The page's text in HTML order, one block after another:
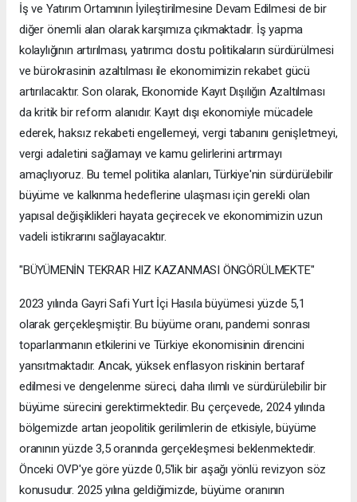
İş ve Yatırım Ortamının İyileştirilmesine Devam Edilmesi de bir
diğer önemli alan olarak karşımıza çıkmaktadır. İş yapma
kolaylığının artırılması, yatırımcı dostu politikaların sürdürülmesi
ve bürokrasinin azaltılması ile ekonomimizin rekabet gücü
artırılacaktır. Son olarak, Ekonomide Kayıt Dışılığın Azaltılması
da kritik bir reform alanıdır. Kayıt dışı ekonomiyle mücadele
ederek, haksız rekabeti engellemeyi, vergi tabanını genişletmeyi,
vergi adaletini sağlamayı ve kamu gelirlerini artırmayı
amaçlıyoruz. Bu temel politika alanları, Türkiye'nin sürdürülebilir
büyüme ve kalkınma hedeflerine ulaşması için gerekli olan
yapısal değişiklikleri hayata geçirecek ve ekonomimizin uzun
vadeli istikrarını sağlayacaktır.
"BÜYÜMENİN TEKRAR HIZ KAZANMASI ÖNGÖRÜLMEKTE"
2023 yılında Gayri Safi Yurt İçi Hasıla büyümesi yüzde 5,1
olarak gerçekleşmiştir. Bu büyüme oranı, pandemi sonrası
toparlanmanın etkilerini ve Türkiye ekonomisinin direncini
yansıtmaktadır. Ancak, yüksek enflasyon riskinin bertaraf
edilmesi ve dengelenme süreci, daha ılımlı ve sürdürülebilir bir
büyüme sürecini gerektirmektedir. Bu çerçevede, 2024 yılında
bölgemizde artan jeopolitik gerilimlerin de etkisiyle, büyüme
oranının yüzde 3,5 oranında gerçekleşmesi beklenmektedir.
Önceki OVP'ye göre yüzde 0,5'lik bir aşağı yönlü revizyon söz
konusudur. 2025 yılına geldiğimizde, büyüme oranının